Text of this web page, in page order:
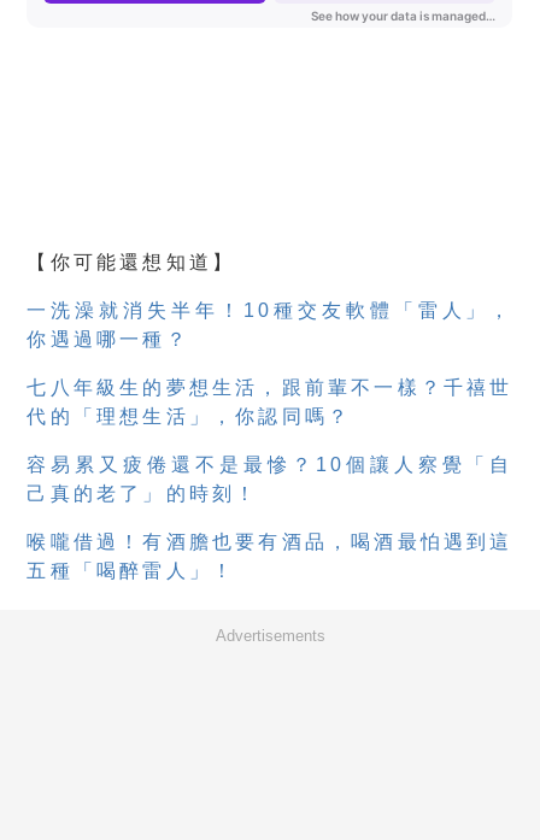
【你可能還想知道】
一洗澡就消失半年！10種交友軟體「雷人」，
你遇過哪一種？
七八年級生的夢想生活，跟前輩不一樣？千禧世
代的「理想生活」，你認同嗎？
容易累又疲倦還不是最慘？10個讓人察覺「自
己真的老了」的時刻！
喉嚨借過！有酒膽也要有酒品，喝酒最怕遇到這
五種「喝醉雷人」！
Advertisements